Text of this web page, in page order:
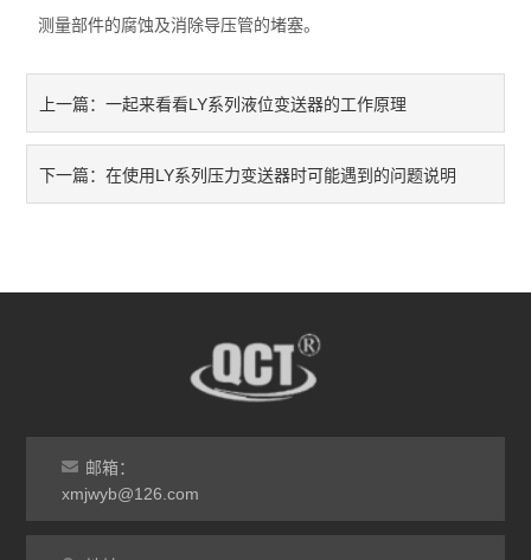
测量部件的腐蚀及消除导压管的堵塞。
上一篇：一起来看看LY系列液位变送器的工作原理
下一篇：在使用LY系列压力变送器时可能遇到的问题说明
邮箱：
xmjwyb@126.com